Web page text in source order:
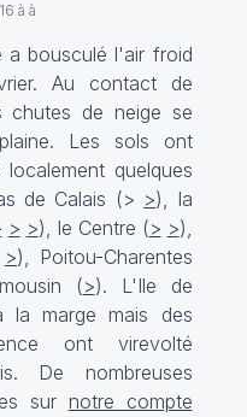
à à
a bousculé l'air froid
Au contact de
chutes de neige se
Les sols ont
quelques
de Calais (> >), la
> >), le Centre (> >),
>), Poitou-Charentes
(>). L'Ile de
la marge mais des
ont virevolté
De nombreuses
sur notre compte